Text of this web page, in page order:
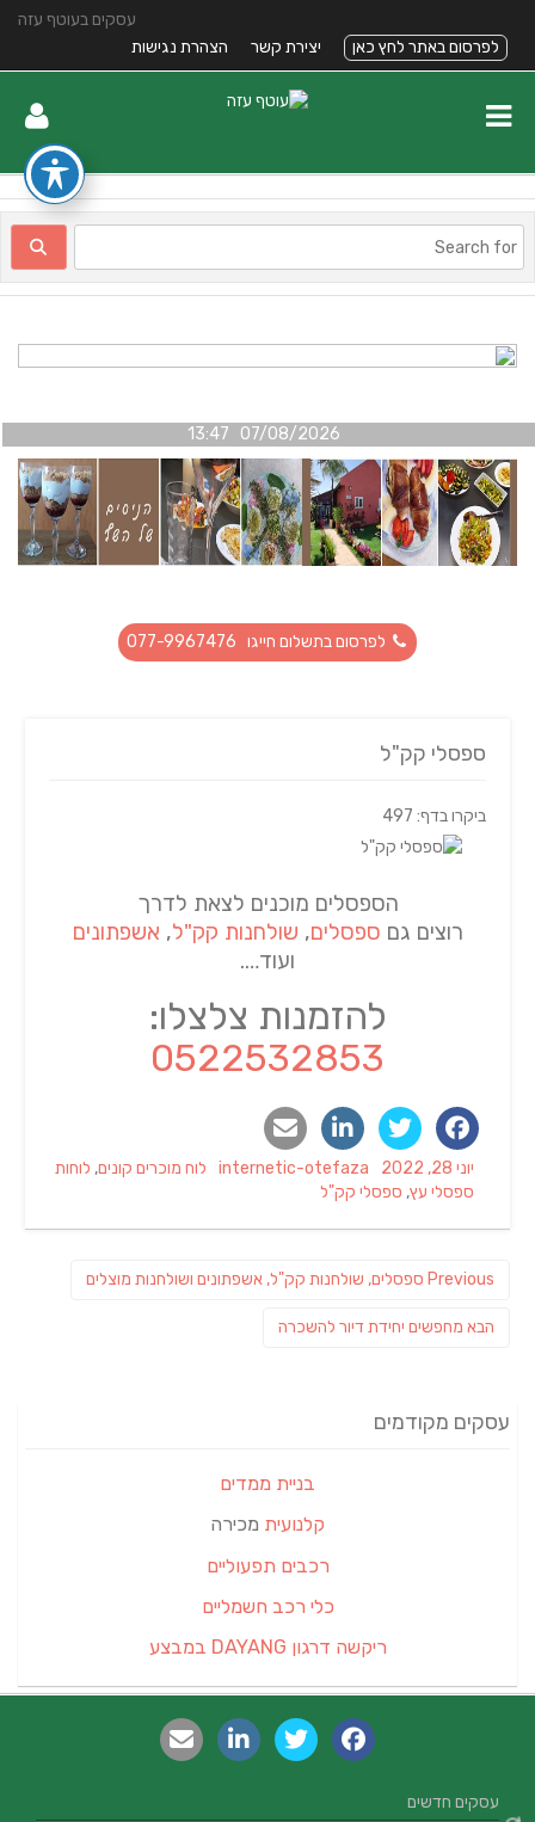
עסקים בעוטף עזה
לפרסום באתר לחץ כאן
יצירת קשר הצהרת נגישות
07/08/2026 13:47
לפרסום בתשלום חייגו 077-9967476
ספסלי קק"ל
ביקרו בדף: 497
הספסלים מוכנים לצאת לדרך
רוצים גם ספסלים, שולחנות קק"ל, אשפתונים
ועוד….
להזמנות צלצלו:
0522532853​
Posted
on
יוני 28, 2022 Author
internetic-otefaza
Categories
לוח מוכרים קונים, לוחות
Tags
ספסלי עץ, ספסלי קק"ל
Previous
Previous
ספסלים, שולחנות קק"ל, אשפתונים ושולחנות מוצלים
הבא פוסט
מחפשים יחידת דיור להשכרה
עסקים מקודמים
בניית ממדים
קלנועית מכירה
רכבים תפעוליים
כלי רכב חשמליים
ריקשה דרגון DAYANG במבצע
עסקים חדשים